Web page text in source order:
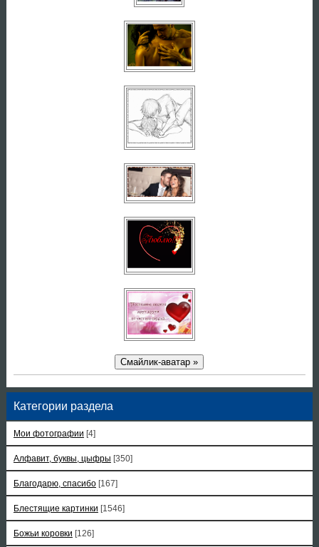
Смайлик-аватар »
Категории раздела
Мои фотографии [4]
Алфавит, буквы, цыфры [350]
Благодарю, спасибо [167]
Блестящие картинки [1546]
Божьи коровки [126]